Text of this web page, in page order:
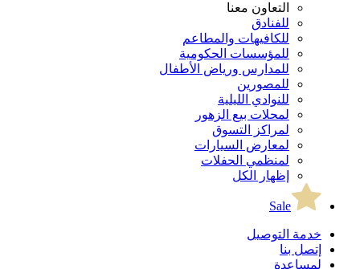
التعاون معنا
للفنادق
للكافيهات والمطاعم
للمؤسسات الحكومية
للمدارس ورياض الأطفال
للمصورين
للنوادي الليلية
لمحلات بيع الزهور
لمراكز التسوق
لمعارض السيارات
لمنظمي الحفلات
إظهار الكل
Sale
خدمة التوصيل
إتصل بنا
لمساعدة